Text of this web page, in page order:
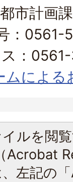
都市計画課
：0561-
：
ムによる
イルを閲
Acrobat
左記の